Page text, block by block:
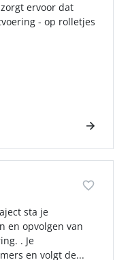
ervoor dat
- op rolletjes
sta je
en opvolgen van
. Je
en volgt de...